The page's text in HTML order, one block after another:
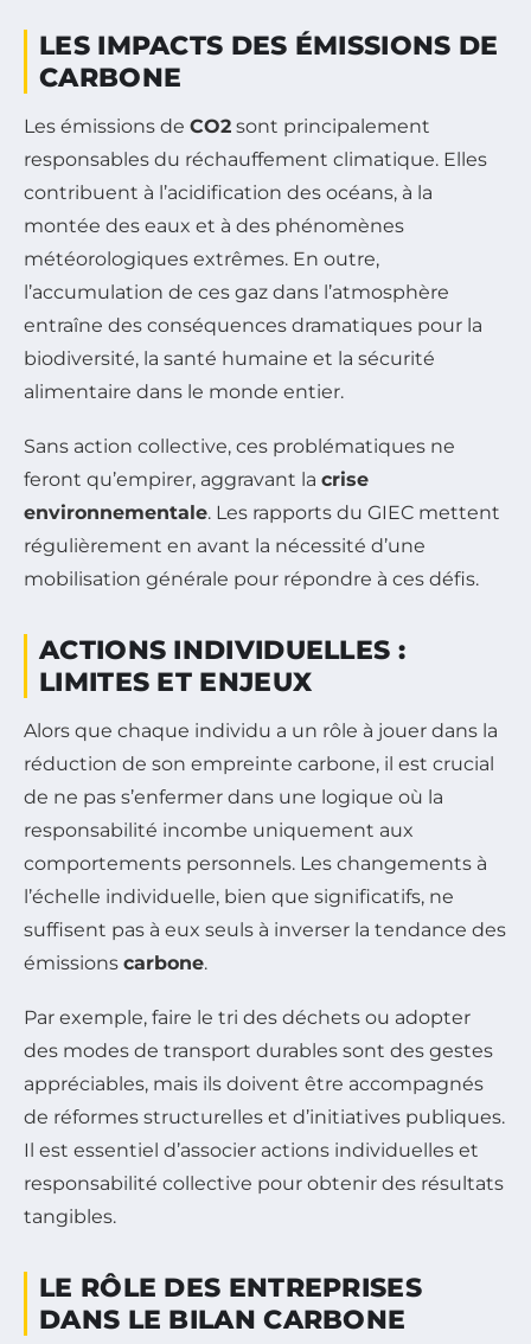
LES IMPACTS DES ÉMISSIONS DE
CARBONE
Les émissions de CO2 sont principalement
responsables du réchauffement climatique. Elles
contribuent à l’acidification des océans, à la
montée des eaux et à des phénomènes
météorologiques extrêmes. En outre,
l’accumulation de ces gaz dans l’atmosphère
entraîne des conséquences dramatiques pour la
biodiversité, la santé humaine et la sécurité
alimentaire dans le monde entier.
Sans action collective, ces problématiques ne
feront qu’empirer, aggravant la crise
environnementale. Les rapports du GIEC mettent
régulièrement en avant la nécessité d’une
mobilisation générale pour répondre à ces défis.
ACTIONS INDIVIDUELLES :
LIMITES ET ENJEUX
Alors que chaque individu a un rôle à jouer dans la
réduction de son empreinte carbone, il est crucial
de ne pas s’enfermer dans une logique où la
responsabilité incombe uniquement aux
comportements personnels. Les changements à
l’échelle individuelle, bien que significatifs, ne
suffisent pas à eux seuls à inverser la tendance des
émissions carbone.
Par exemple, faire le tri des déchets ou adopter
des modes de transport durables sont des gestes
appréciables, mais ils doivent être accompagnés
de réformes structurelles et d’initiatives publiques.
Il est essentiel d’associer actions individuelles et
responsabilité collective pour obtenir des résultats
tangibles.
LE RÔLE DES ENTREPRISES
DANS LE BILAN CARBONE